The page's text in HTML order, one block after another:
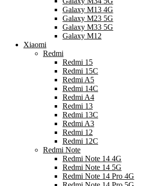
Galaxy M13 4G
Galaxy M23 5G
Galaxy M33 5G
Galaxy M12
Xiaomi
Redmi
Redmi 15
Redmi 15C
Redmi A5
Redmi 14C
Redmi A4
Redmi 13
Redmi 13C
Redmi A3
Redmi 12
Redmi 12C
Redmi Note
Redmi Note 14 4G
Redmi Note 14 5G
Redmi Note 14 Pro 4G